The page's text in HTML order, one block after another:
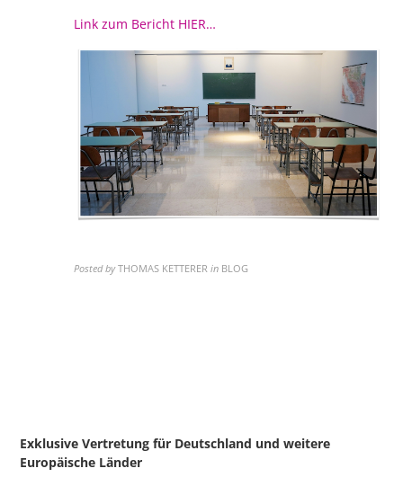
Link zum Bericht HIER…
Posted by THOMAS KETTERER in BLOG
Exklusive Vertretung für Deutschland und weitere
Europäische Länder